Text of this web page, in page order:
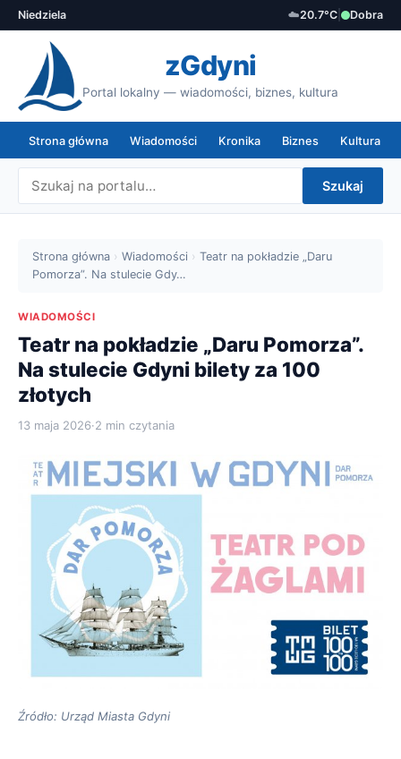
Niedziela ☁️20.7°C Dobra
zGdyni
Portal lokalny — wiadomości, biznes, kultura
Strona główna Wiadomości Kronika Biznes Kultura
Szukaj
Strona główna › Wiadomości › Teatr na pokładzie „Daru
Pomorza”. Na stulecie Gdy…
WIADOMOŚCI
Teatr na pokładzie „Daru Pomorza”.
Na stulecie Gdyni bilety za 100
złotych
13 maja 2026·2 min czytania
Źródło: Urząd Miasta Gdyni